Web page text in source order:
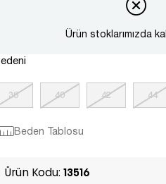
Ürün stoklarımızda
38 40 42 44
Beden Tablosu
Ürün Kodu: 13516